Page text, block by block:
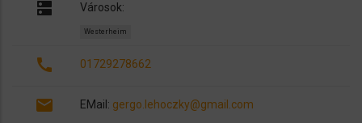
dns Városok:
Westerheim
call 01729278662
email EMail: gergo.lehoczky@gmail.com